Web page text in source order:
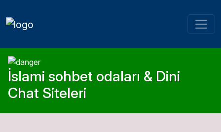
İslami sohbet odaları & Dini
Chat Siteleri